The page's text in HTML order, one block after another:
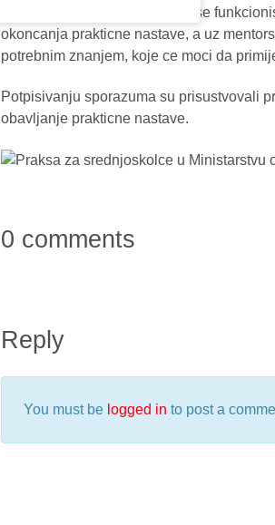
znanjem i zalaganjem doprinose
okoncanja prakticne nastave, a uz
potrebnim znanjem, koje ce moci da
Potpisivanju sporazuma su prisustvovali
obavljanje prakticne nastave.
0 comments
Reply
You must be logged in to post a